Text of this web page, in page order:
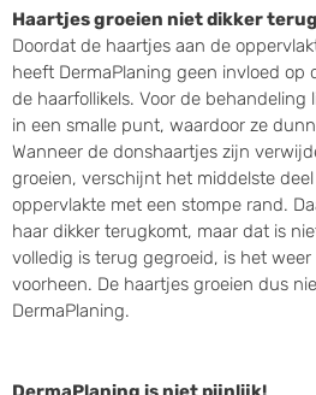
Haartjes groeien niet dikker terug
Doordat de haartjes aan de
heeft DermaPlaning geen invloed op
de haarfollikels. Voor de
in een smalle punt, waardoor ze
Wanneer de donshaartjes zijn
groeien, verschijnt het middelste
oppervlakte met een stompe rand.
haar dikker terugkomt, maar dat is
volledig is terug gegroeid, is het
voorheen. De haartjes groeien dus
DermaPlaning.